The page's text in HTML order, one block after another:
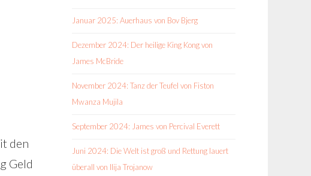
den
Geld
Januar 2025: Auerhaus von Bov Bjerg
Dezember 2024: Der heilige King Kong von
James McBride
November 2024: Tanz der Teufel von Fiston
Mwanza Mujila
September 2024: James von Percival Everett
Juni 2024: Die Welt ist groß und Rettung lauert
überall von Ilija Trojanow